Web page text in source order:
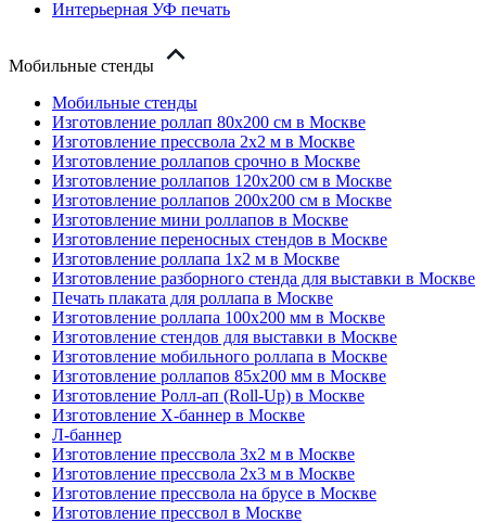
Интерьерная УФ печать
Мобильные стенды
Мобильные стенды
Изготовление роллап 80х200 см в Москве
Изготовление прессвола 2x2 м в Москве
Изготовление роллапов срочно в Москве
Изготовление роллапов 120х200 см в Москве
Изготовление роллапов 200х200 см в Москве
Изготовление мини роллапов в Москве
Изготовление переносных стендов в Москве
Изготовление роллапа 1x2 м в Москве
Изготовление разборного стенда для выставки в Москве
Печать плаката для роллапа в Москве
Изготовление роллапа 100х200 мм в Москве
Изготовление стендов для выставки в Москве
Изготовление мобильного роллапа в Москве
Изготовление роллапов 85х200 мм в Москве
Изготовление Ролл-ап (Roll-Up) в Москве
Изготовление X-баннер в Москве
Л-баннер
Изготовление прессвола 3x2 м в Москве
Изготовление прессвола 2x3 м в Москве
Изготовление прессвола на брусе в Москве
Изготовление прессвол в Москве